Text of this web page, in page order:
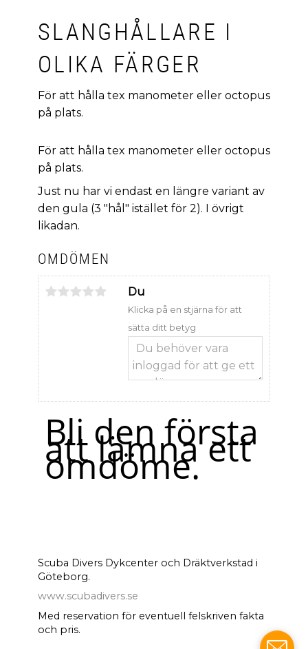
SLANGHÅLLARE I
OLIKA FÄRGER
För att hålla tex manometer eller octopus
på plats.
För att hålla tex manometer eller octopus
på plats.
Just nu har vi endast en längre variant av
den gula (3 "hål" istället för 2). I övrigt
likadan.
OMDÖMEN
Du
Klicka på en stjärna för att
sätta ditt betyg
Bli den första
att lämna ett
omdöme.
Scuba Divers Dykcenter och Dräktverkstad i
Göteborg.
www.scubadivers.se
Med reservation för eventuell felskriven fakta
och pris.